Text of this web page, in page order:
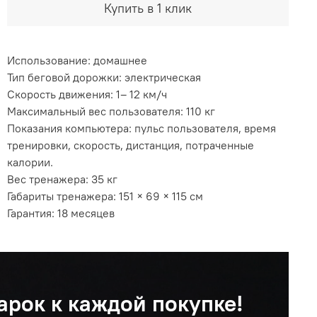
Купить в 1 клик
Использование: домашнее
Тип беговой дорожки: электрическая
Скорость движения: 1– 12 км/ч
Максимальный вес пользователя: 110 кг
Показания компьютера: пульс пользователя, время
тренировки, скорость, дистанция, потраченные
калории.
Вес тренажера: 35 кг
Габариты тренажера: 151 × 69 × 115 см
Гарантия: 18 месяцев
к каждой покупке!